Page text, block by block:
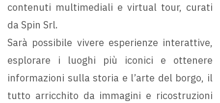
contenuti multimediali e virtual tour, curati
da Spin Srl.
Sarà possibile vivere esperienze interattive,
esplorare i luoghi più iconici e ottenere
informazioni sulla storia e l’arte del borgo, il
tutto arricchito da immagini e ricostruzioni